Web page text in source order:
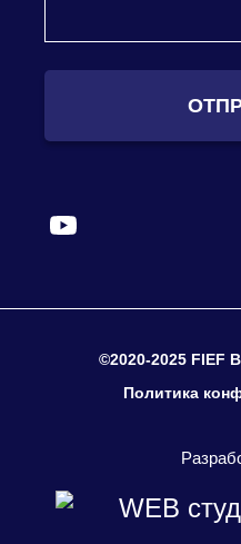
©2020-2025 FIEF
Политика